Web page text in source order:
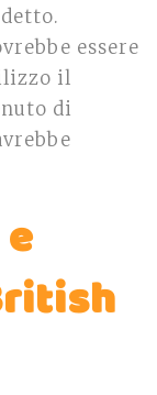
essere
il
di